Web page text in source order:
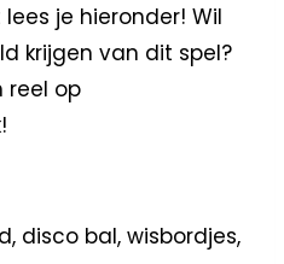
je hieronder! Wil
krijgen van dit spel?
reel op
disco bal, wisbordjes,